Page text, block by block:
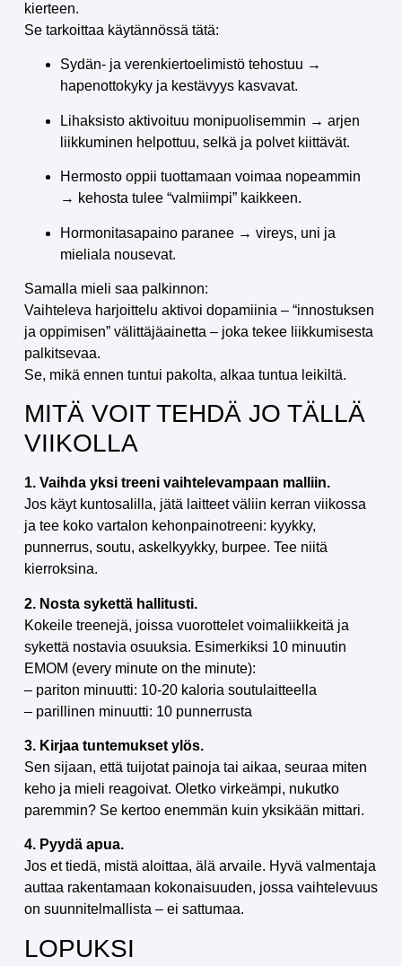
kierteen.
Se tarkoittaa käytännössä tätä:
Sydän- ja verenkiertoelimistö tehostuu →
hapenottokyky ja kestävyys kasvavat.
Lihaksisto aktivoituu monipuolisemmin → arjen
liikkuminen helpottuu, selkä ja polvet kiittävät.
Hermosto oppii tuottamaan voimaa nopeammin
→ kehosta tulee “valmiimpi” kaikkeen.
Hormonitasapaino paranee → vireys, uni ja
mieliala nousevat.
Samalla mieli saa palkinnon:
Vaihteleva harjoittelu aktivoi dopamiinia – “innostuksen
ja oppimisen” välittäjäainetta – joka tekee liikkumisesta
palkitsevaa.
Se, mikä ennen tuntui pakolta, alkaa tuntua leikiltä.
MITÄ VOIT TEHDÄ JO TÄLLÄ
VIIKOLLA
1. Vaihda yksi treeni vaihtelevampaan malliin.
Jos käyt kuntosalilla, jätä laitteet väliin kerran viikossa
ja tee koko vartalon kehonpainotreeni: kyykky,
punnerrus, soutu, askelkyykky, burpee. Tee niitä
kierroksina.
2. Nosta sykettä hallitusti.
Kokeile treenejä, joissa vuorottelet voimaliikkeitä ja
sykettä nostavia osuuksia. Esimerkiksi 10 minuutin
EMOM (every minute on the minute):
– pariton minuutti: 10-20 kaloria soutulaitteella
– parillinen minuutti: 10 punnerrusta
3. Kirjaa tuntemukset ylös.
Sen sijaan, että tuijotat painoja tai aikaa, seuraa miten
keho ja mieli reagoivat. Oletko virkeämpi, nukutko
paremmin? Se kertoo enemmän kuin yksikään mittari.
4. Pyydä apua.
Jos et tiedä, mistä aloittaa, älä arvaile. Hyvä valmentaja
auttaa rakentamaan kokonaisuuden, jossa vaihtelevuus
on suunnitelmallista – ei sattumaa.
LOPUKSI